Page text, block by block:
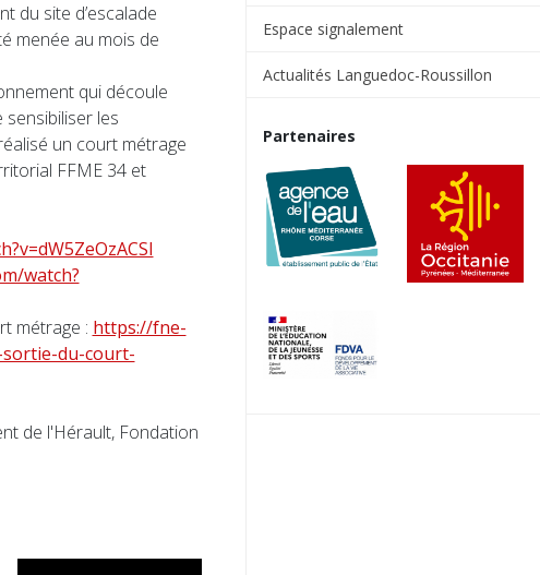
du site d’escalade
menée au mois de
qui découle
sensibiliser les
un court métrage
FFME 34 et
watch?
métrage : https://fne-
du-court-
de l'Hérault, Fondation
Espace signalement
Actualités Languedoc-Roussillon
Partenaires